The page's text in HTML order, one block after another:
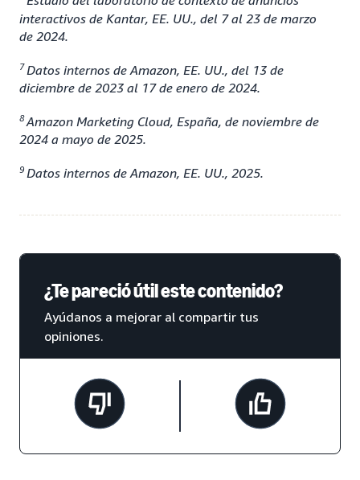
interactivos de Kantar, EE. UU., del 7 al 23 de marzo
de 2024.
7Datos internos de Amazon, EE. UU., del 13 de
diciembre de 2023 al 17 de enero de 2024.
8Amazon Marketing Cloud, España, de noviembre de
2024 a mayo de 2025.
9 Datos internos de Amazon, EE. UU., 2025.
¿Te pareció útil este contenido?
Ayúdanos a mejorar al compartir tus
opiniones.